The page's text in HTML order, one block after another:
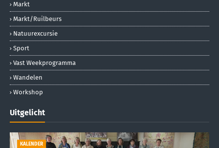
Markt
Markt/ruilbeurs
Natuurexcursie
Sport
Vast Weekprogramma
Wandelen
Workshop
Uitgelicht
KALENDER